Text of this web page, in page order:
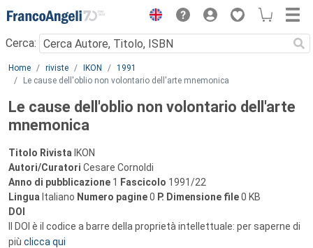
Menu
Cerca:
Main content
Home riviste IKON
1991
Le cause dell'oblio non volontario dell'arte mnemonica
Le cause dell'oblio non volontario dell'arte
mnemonica
Titolo Rivista IKON
Autori/Curatori Cesare Cornoldi
Anno di pubblicazione 1 Fascicolo 1991/22
Lingua Italiano Numero pagine0 P. Dimensione file0 KB
DOI
Il DOI è il codice a barre della proprietà intellettuale: per saperne di
più clicca qui